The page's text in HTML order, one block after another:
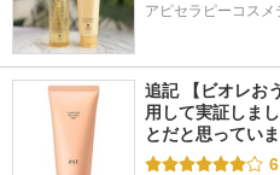
アピセラピーコスメ
追記 【ビオレお
用して実証しま
とだと思ってい
6